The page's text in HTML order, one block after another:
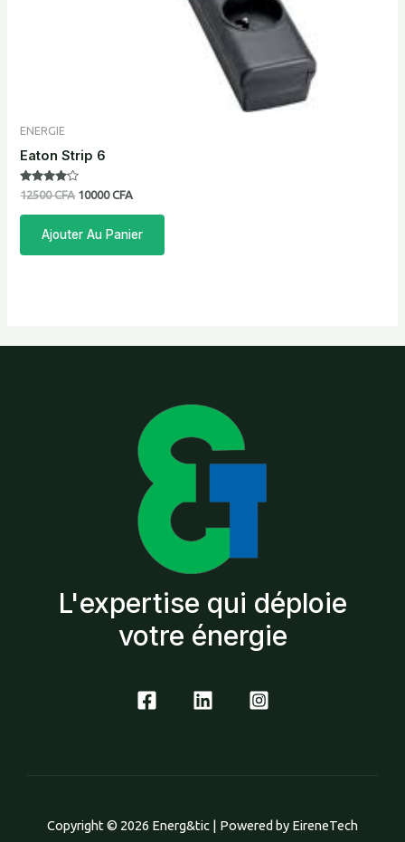
ENERGIE
Eaton Strip 6
Note
sur 5
12500CFA 10000CFA
Ajouter Au Panier
L'expertise qui déploie
votre énergie
Copyright © 2026 Energ&tic | Powered by EireneTech